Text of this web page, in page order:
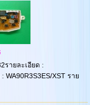
รายละเอียด :
WA90R3S3ES/XST ราย